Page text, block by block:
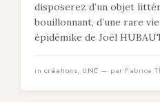
disposerez d’un objet
bouillonnant, d’une rare
épidémike de Joël
in créations, UNE — par Fabrice